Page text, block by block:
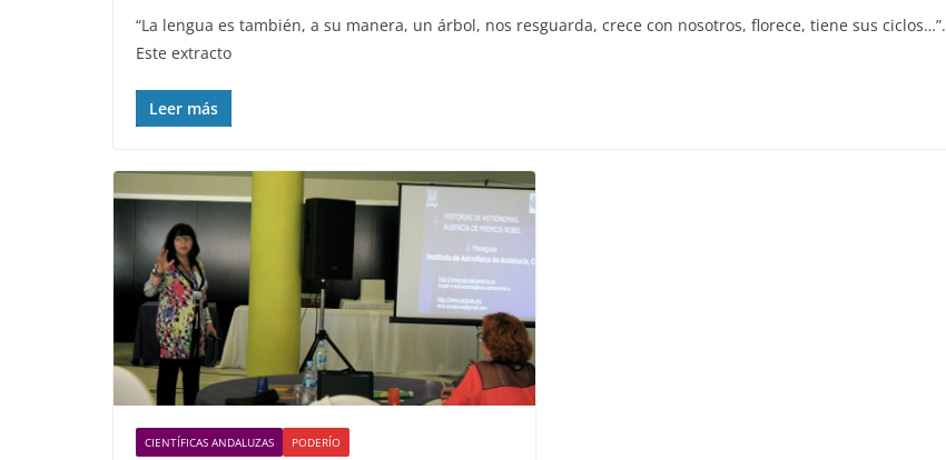
“La lengua es también, a su manera, un árbol, nos resguarda, crece con nosotros, florece, tiene sus ciclos…”.
Este extracto
Leer más
CIENTÍFICAS ANDALUZAS PODERÍO